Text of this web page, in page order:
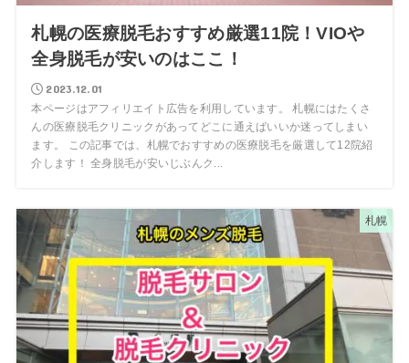
札幌の医療脱毛おすすめ厳選11院！VIOや
全身脱毛が安いのはここ！
2023.12.01
本ページはアフィリエイト広告を利用しています。 札幌にはたくさ
んの医療脱毛クリニックがあってどこに通えばいいか迷ってしまい
ます。 この記事では、札幌でおすすめの医療脱毛を厳選して12院紹
介します！ 全身脱毛が安いじぶんク...
札幌